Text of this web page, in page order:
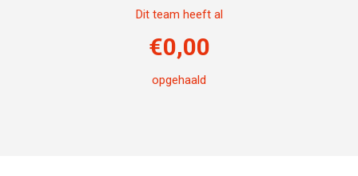
Dit team heeft al
€0,00
opgehaald